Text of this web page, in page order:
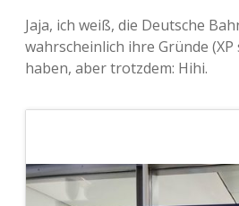
Jaja, ich weiß, die Deutsche
wahrscheinlich ihre Gründe
haben, aber trotzdem: Hihi.